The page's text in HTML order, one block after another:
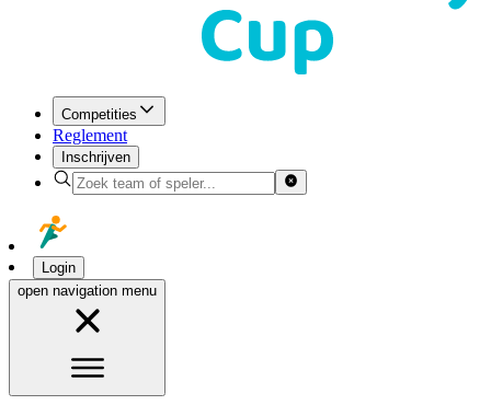
Competities
Reglement
Inschrijven
Login
open navigation menu